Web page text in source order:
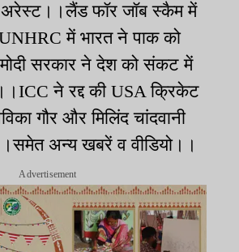
अरेस्ट।।लैंड फॉर जॉब स्कैम में
में भारत ने पाक को
सरकार ने देश को संकट में
ने रद्द की USA क्रिकेट
गौर और मिलिंद चांदवानी
अन्य खबरें व वीडियो।।
Advertisement